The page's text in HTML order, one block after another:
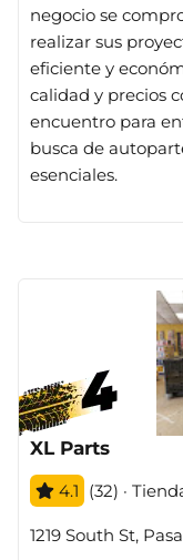
negocio se
realizar sus
eficiente y
calidad y precios
encuentro para
busca de
esenciales.
XL Parts
4.1 (32) ·
1219 South St,